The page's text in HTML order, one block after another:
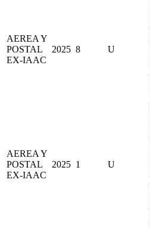
AEREA Y
POSTAL
EX-IAAC
2025 8 U
AEREA Y
POSTAL
EX-IAAC
2025 1 U